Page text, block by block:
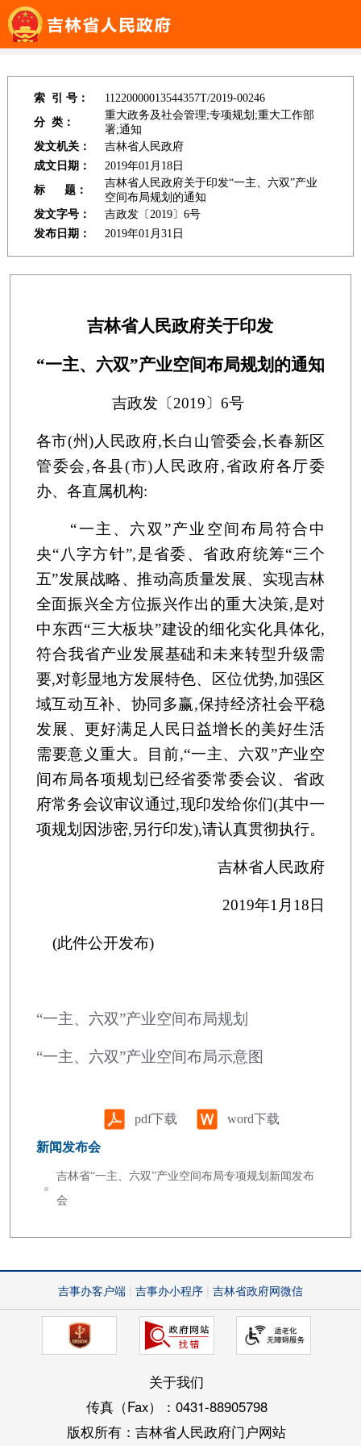
吉林省政府信息公开专栏>>吉林省人民政府
台
索 引 号：
11220000013544357T/2019-00246
分 类：
重大政务及社会管理;专项规划;重大工作部
署;通知
发文机关：
吉林省人民政府
成文日期：
2019年01月18日
标 题：
吉林省人民政府关于印发“一主、六双”产业
空间布局规划的通知
发文字号：
吉政发〔2019〕6号
发布日期：
2019年01月31日
吉林省人民政府关于印发
“一主、六双”产业空间布局规划的通知
吉政发〔2019〕6号
各市(州)人民政府,长白山管委会,长春新区
管委会,各县(市)人民政府,省政府各厅委
办、各直属机构:
“一主、六双”产业空间布局符合中
央“八字方针”,是省委、省政府统筹“三个
五”发展战略、推动高质量发展、实现吉林
全面振兴全方位振兴作出的重大决策,是对
中东西“三大板块”建设的细化实化具体化,
符合我省产业发展基础和未来转型升级需
要,对彰显地方发展特色、区位优势,加强区
域互动互补、协同多赢,保持经济社会平稳
发展、更好满足人民日益增长的美好生活
需要意义重大。目前,“一主、六双”产业空
间布局各项规划已经省委常委会议、省政
府常务会议审议通过,现印发给你们(其中一
项规划因涉密,另行印发),请认真贯彻执行。
吉林省人民政府
2019年1月18日
(此件公开发布)
“一主、六双”产业空间布局规划
“一主、六双”产业空间布局示意图
pdf下载 word下载
新闻发布会
吉林省“一主、六双”产业空间布局专项规划新闻发布
会